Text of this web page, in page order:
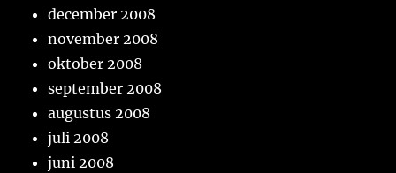
december 2008
november 2008
oktober 2008
september 2008
augustus 2008
juli 2008
juni 2008